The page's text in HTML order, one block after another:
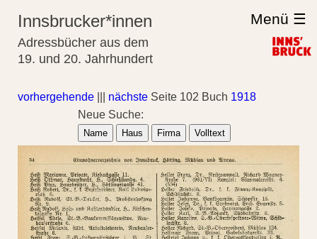
Innsbrucker*innen
Adressbücher aus dem
19. und 20. Jahrhundert
Menü ☰
vorhergehende nächste Seite 102 Buch 1918
Neue Suche:
Name Haus Firma Volltext